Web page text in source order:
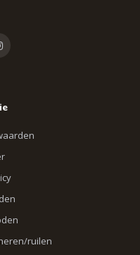
ruilen